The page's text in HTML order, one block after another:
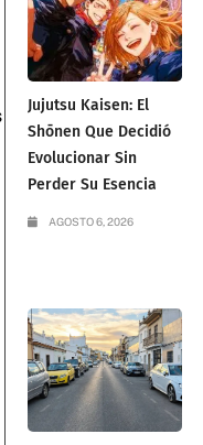
Jujutsu Kaisen: El
Shōnen Que Decidió
Evolucionar Sin
Perder Su Esencia
AGOSTO 6, 2026